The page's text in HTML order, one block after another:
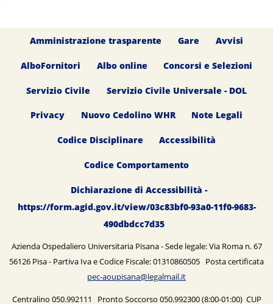
Amministrazione trasparente Gare Avvisi
AlboFornitori Albo online Concorsi e Selezioni
Servizio Civile Servizio Civile Universale - DOL
Privacy Nuovo Cedolino WHR Note Legali
Codice Disciplinare Accessibilità
Codice Comportamento
Dichiarazione di Accessibilità -
https://form.agid.gov.it/view/03c83bf0-93a0-11f0-9683-
490dbdcc7d35
Azienda Ospedaliero Universitaria Pisana - Sede legale: Via Roma n. 67
56126 Pisa - Partiva Iva e Codice Fiscale: 01310860505 Posta certificata
pec-aoupisana@legalmail.it
Centralino 050.992111 Pronto Soccorso 050.992300 (8:00-01:00) CUP